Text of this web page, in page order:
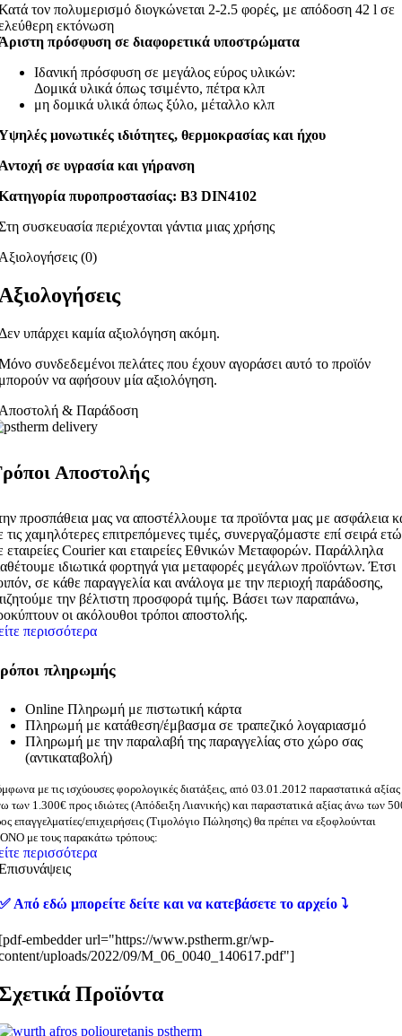
τον πολυμερισμό διογκώνεται 2-2.5 φορές, με απόδοση 42 l σε
εκτόνωση
πρόσφυση σε διαφορετικά υποστρώματα
Ιδανική πρόσφυση σε μεγάλος εύρος υλικών:
Δομικά υλικά όπως τσιμέντο, πέτρα κλπ
μη δομικά υλικά όπως ξύλο, μέταλλο κλπ
μονωτικές ιδιότητες, θερμοκρασίας και ήχου
σε υγρασία και γήρανση
πυροπροστασίας: B3 DIN4102
συσκευασία περιέχονται γάντια μιας χρήσης
(0)
υπάρχει καμία αξιολόγηση ακόμη.
συνδεδεμένοι πελάτες που έχουν αγοράσει αυτό το προϊόν
να αφήσουν μία αξιολόγηση.
& Παράδοση
Αποστολής
προσπάθεια μας να αποστέλλουμε τα προϊόντα μας με ασφάλεια
τις χαμηλότερες επιτρεπόμενες τιμές, συνεργαζόμαστε επί σειρά
εταιρείες Courier και εταιρείες Εθνικών Μεταφορών. Παράλληλα
ιδιωτικά φορτηγά για μεταφορές μεγάλων προϊόντων. Έτσι
σε κάθε παραγγελία και ανάλογα με την περιοχή παράδοσης,
την βέλτιστη προσφορά τιμής. Βάσει των παραπάνω,
οι ακόλουθοι τρόποι αποστολής.
περισσότερα
πληρωμής
Online Πληρωμή με πιστωτική κάρτα
Πληρωμή με κατάθεση/έμβασμα σε τραπεζικό λογαριασμό
Πληρωμή με την παραλαβή της παραγγελίας στο χώρο σας
(αντικαταβολή)
με τις ισχύουσες φορολογικές διατάξεις, από 03.01.2012 παραστατικά αξίας
των 1.300€ προς ιδιώτες (Απόδειξη Λιανικής) και παραστατικά αξίας άνω των
επαγγελματίες/επιχειρήσεις (Τιμολόγιο Πώλησης) θα πρέπει να εξοφλούνται
με τους παρακάτω τρόπους:
περισσότερα
Από εδώ μπορείτε δείτε και να κατεβάσετε το αρχείο ⤵️
embedder url="https://www.pstherm.gr/wp-
uploads/2022/09/M_06_0040_140617.pdf"]
Προϊόντα